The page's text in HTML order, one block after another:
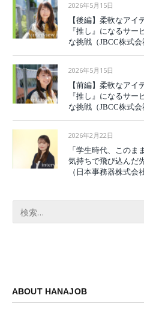
2026年5月15日
【後編】柔軟なア
『推し』になるサ
な挑戦（JBCC株式会
2026年5月15日
【前編】柔軟なア
『推し』になるサ
な挑戦（JBCC株式会
2026年2月22日
「学生時代、このま
気持ちで飛び込んだ
（日本事務器株式会
ABOUT HANAJOB